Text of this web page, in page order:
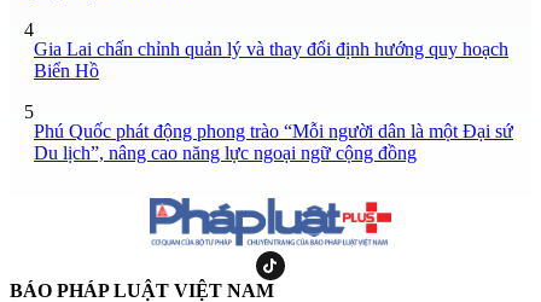
4
Gia Lai chấn chỉnh quản lý và thay đổi định hướng quy hoạch
Biển Hồ
5
Phú Quốc phát động phong trào “Mỗi người dân là một Đại sứ
Du lịch”, nâng cao năng lực ngoại ngữ cộng đồng
BÁO PHÁP LUẬT VIỆT NAM